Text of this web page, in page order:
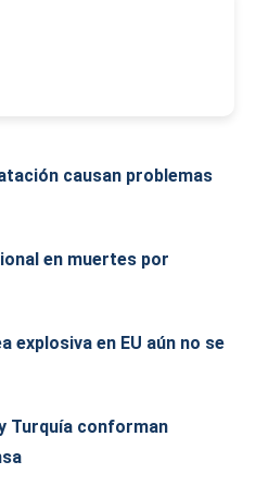
causan problemas
en muertes por
explosiva en EU aún no se
Turquía conforman